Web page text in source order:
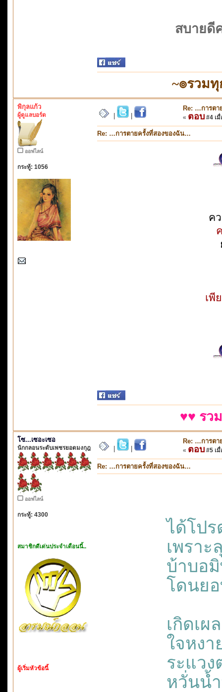
สบายดี
~๏รวม
พิกุลแก้ว
ผู้ดูแลบอร์ด
ออฟไลน์
กระทู้: 1056
Re: …การต
« ตอบ #4 เมื่
Re: …การตายครั้งที่สองของฉัน…
ค
เพี
♥♥ รว
โซ...เซอะเซอ
นักกลอนระดับเพชรยอดมงกุฎ
ออฟไลน์
กระทู้: 4300
สมาชิกดีเด่นประจำเดือนนี้..
ผู้เริ่มหัวข้อนี้
Re: …การต
« ตอบ #5 เมื่
Re: …การตายครั้งที่สองของฉัน…
ได้โป
เพรา
บ้าบอ
โดนยอ
เกิดเผ
ใจหง
ระแว
หวั่นน้